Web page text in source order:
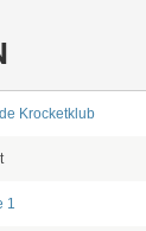
Krocketklub
1